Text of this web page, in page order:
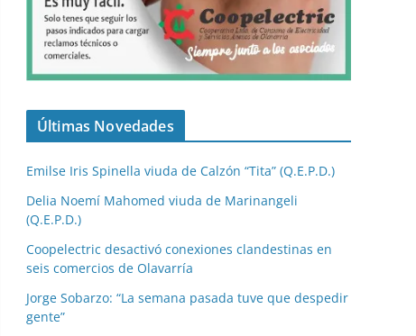
Últimas Novedades
Emilse Iris Spinella viuda de Calzón “Tita” (Q.E.P.D.)
Delia Noemí Mahomed viuda de Marinangeli
(Q.E.P.D.)
Coopelectric desactivó conexiones clandestinas en
seis comercios de Olavarría
Jorge Sobarzo: “La semana pasada tuve que despedir
gente”